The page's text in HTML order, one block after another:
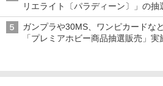
リエライト〔パラディーン〕」の抽
「30MS オプションパーツセット
象
ガンプラや30MS、ワンピカードな
「プレミアホビー商品抽選販売」実